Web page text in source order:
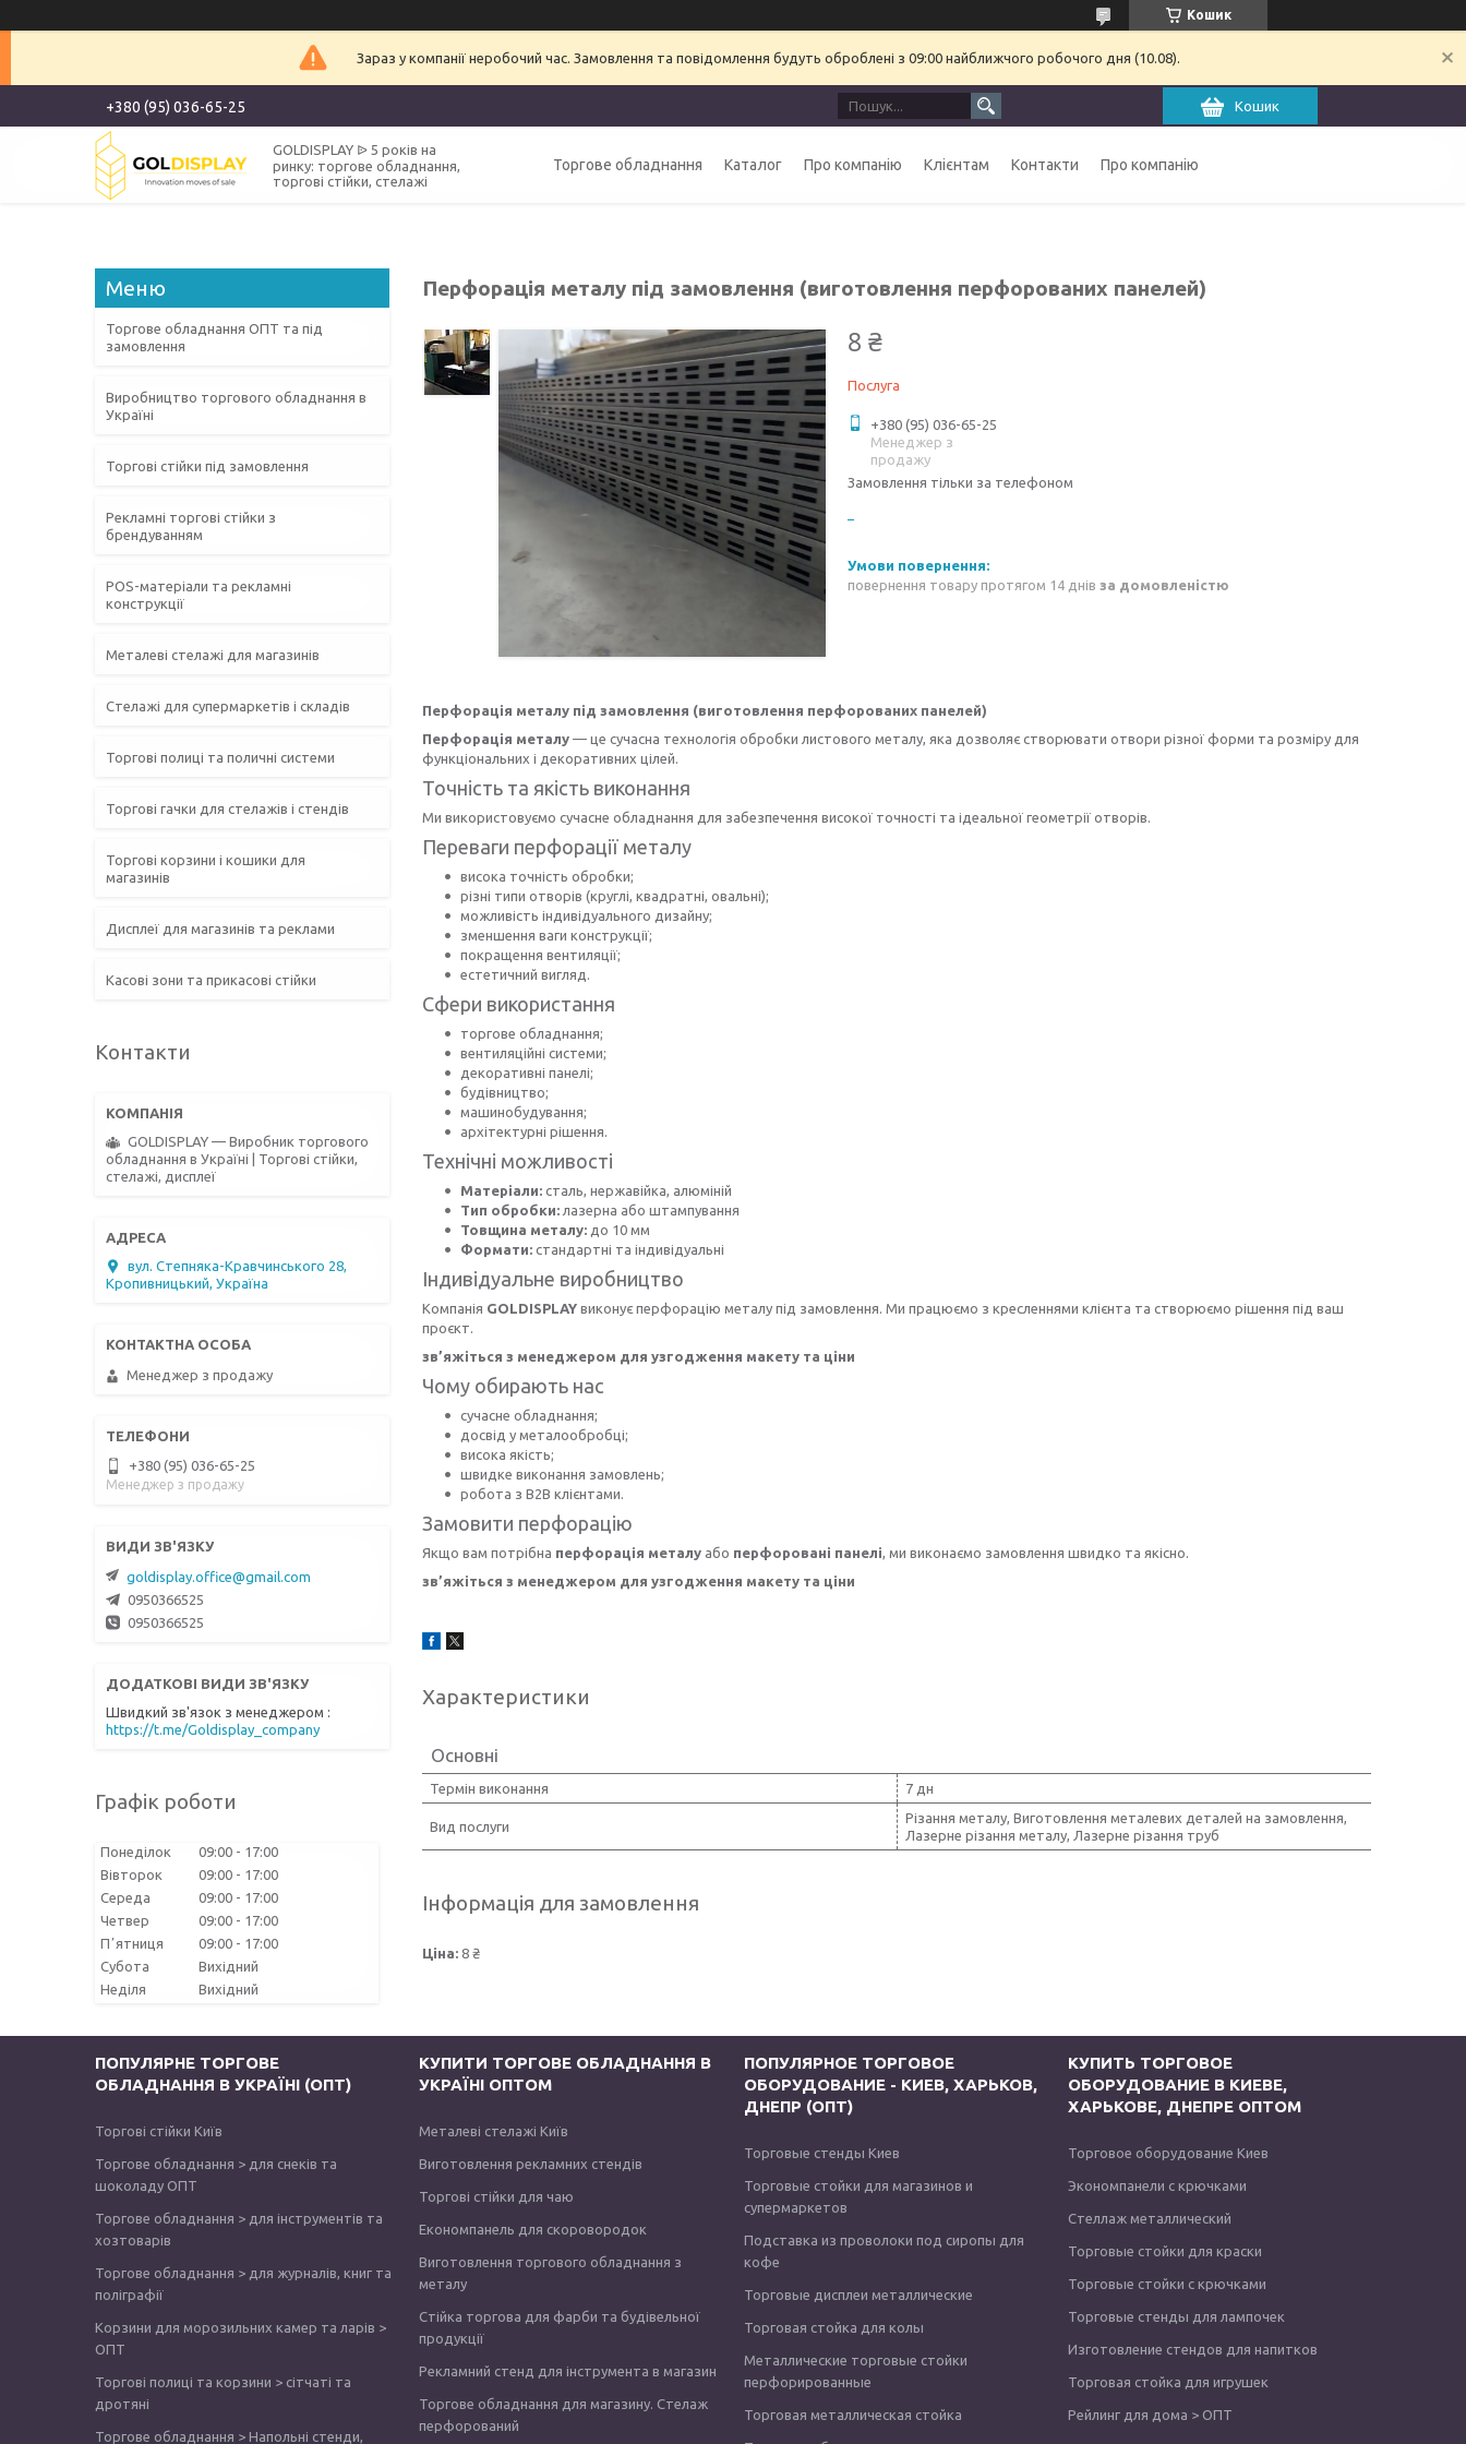
Кошик
Зараз у компанії неробочий час. Замовлення та повідомлення будуть оброблені з 09:00 найближчого робочого дня (10.08).
+380 (95) 036-65-25 Кошик
GOLDISPLAY ᐉ 5 років на
ринку: торгове обладнання,
торгові стійки, стелажі
Торгове обладнання Каталог Про компанію Клієнтам Контакти Про компанію
Перфорація металу під замовлення (виготовлення перфорованих панелей)
8 ₴
Послуга
+380 (95) 036-65-25
Менеджер з
продажу
Замовлення тільки за телефоном
повернення товару протягом 14 днів за домовленістю
Перфорація металу під замовлення (виготовлення перфорованих панелей)
Перфорація металу — це сучасна технологія обробки листового металу, яка дозволяє створювати отвори різної форми та розміру для
функціональних і декоративних цілей.
Точність та якість виконання
Ми використовуємо сучасне обладнання для забезпечення високої точності та ідеальної геометрії отворів.
Переваги перфорації металу
висока точність обробки;
різні типи отворів (круглі, квадратні, овальні);
можливість індивідуального дизайну;
зменшення ваги конструкції;
покращення вентиляції;
естетичний вигляд.
Сфери використання
торгове обладнання;
вентиляційні системи;
декоративні панелі;
будівництво;
машинобудування;
архітектурні рішення.
Технічні можливості
Матеріали: сталь, нержавійка, алюміній
Тип обробки: лазерна або штампування
Товщина металу: до 10 мм
Формати: стандартні та індивідуальні
Індивідуальне виробництво
Компанія GOLDISPLAY виконує перфорацію металу під замовлення. Ми працюємо з кресленнями клієнта та створюємо рішення під ваш
проєкт.
зв’яжіться з менеджером для узгодження макету та ціни
Чому обирають нас
сучасне обладнання;
досвід у металообробці;
висока якість;
швидке виконання замовлень;
робота з B2B клієнтами.
Замовити перфорацію
Якщо вам потрібна перфорація металу або перфоровані панелі, ми виконаємо замовлення швидко та якісно.
зв’яжіться з менеджером для узгодження макету та ціни
Характеристики
Основні
Термін виконання 7 дн
Вид послуги
Різання металу, Виготовлення металевих деталей на замовлення,
Лазерне різання металу, Лазерне різання труб
Інформація для замовлення
Ціна: 8 ₴
Торгове обладнання ОПТ та під
замовлення
Виробництво торгового обладнання в
Україні
Торгові стійки під замовлення
Рекламні торгові стійки з
брендуванням
POS-матеріали та рекламні
конструкції
Металеві стелажі для магазинів
Стелажі для супермаркетів і складів
Торгові полиці та поличні системи
Торгові гачки для стелажів і стендів
Торгові корзини і кошики для
магазинів
Дисплеї для магазинів та реклами
Касові зони та прикасові стійки
Контакти
GOLDISPLAY — Виробник торгового
обладнання в Україні | Торгові стійки,
стелажі, дисплеї
вул. Степняка-Кравчинського 28,
Кропивницький, Україна
Менеджер з продажу
+380 (95) 036-65-25
Менеджер з продажу
goldisplay.office@gmail.com
0950366525
0950366525
Швидкий зв'язок з менеджером
https://t.me/Goldisplay_company
Графік роботи
Понеділок 09:00
17:00
Вівторок
09:00
17:00
Середа
09:00
17:00
Четвер
09:00
17:00
Пʼятниця
09:00
17:00
Субота
Вихідний
Неділя
Вихідний
ПОПУЛЯРНЕ ТОРГОВЕ
ОБЛАДНАННЯ В УКРАЇНІ (ОПТ)
Торгові стійки Київ
Торгове обладнання > для снеків та
шоколаду ОПТ
Торгове обладнання > для інструментів та
хозтоварів
Торгове обладнання > для журналів, книг та
поліграфії
Корзини для морозильних камер та ларів >
ОПТ
Торгові полиці та корзини > сітчаті та
дротяні
Торгове обладнання > Напольні стенди,
КУПИТИ ТОРГОВЕ ОБЛАДНАННЯ В
УКРАЇНІ ОПТОМ
Металеві стелажі Київ
Виготовлення рекламних стендів
Торгові стійки для чаю
Економпанель для скоровородок
Виготовлення торгового обладнання з
металу
Стійка торгова для фарби та будівельної
продукції
Рекламний стенд для інструмента в магазин
Торгове обладнання для магазину. Стелаж
перфорований
ПОПУЛЯРНОЕ ТОРГОВОЕ
ОБОРУДОВАНИЕ - КИЕВ, ХАРЬКОВ,
ДНЕПР (ОПТ)
Торговые стенды Киев
Торговые стойки для магазинов и
супермаркетов
Подставка из проволоки под сиропы для
кофе
Торговые дисплеи металлические
Торговая стойка для колы
Металлические торговые стойки
перфорированные
Торговая металлическая стойка
КУПИТЬ ТОРГОВОЕ
ОБОРУДОВАНИЕ В КИЕВЕ,
ХАРЬКОВЕ, ДНЕПРЕ ОПТОМ
Торговое оборудование Киев
Экономпанели с крючками
Стеллаж металлический
Торговые стойки для краски
Торговые стойки с крючками
Торговые стенды для лампочек
Изготовление стендов для напитков
Торговая стойка для игрушек
Рейлинг для дома > ОПТ